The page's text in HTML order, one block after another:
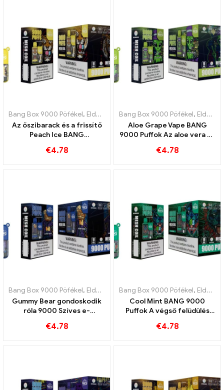
Bang Box 9000 Pöfékel, Eldobható e-cigaretta Svédország ,
Az őszibarack és a frissítő
Peach Ice BANG
az eldobható e-cigarettát
€4.78
Bang Box 9000 Pöfékel, Eldobható e-cigaretta Svédország
Aloe Grape Vape BANG
9000 Puffok Az aloe vera és
kombinációja
€4.78
Bang Box 9000 Pöfékel, Eldobható e-cigaretta Svédország ,
Gummy Bear gondoskodik
róla 9000 Szíves e-
vape élményért, tele
€4.78
Bang Box 9000 Pöfékel, Eldobható e-cigaretta Svédország
Cool Mint BANG 9000
Puffok A végső felüdülés
€4.78